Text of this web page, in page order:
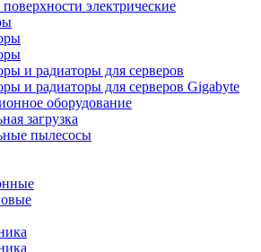
электрические
и радиаторы для серверов
и радиаторы для серверов Gigabyte
оборудование
загрузка
пылесосы